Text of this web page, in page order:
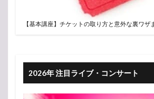
【基本講座】チケットの取り方と意外な裏ワザ
2026年 注目ライブ・コンサート